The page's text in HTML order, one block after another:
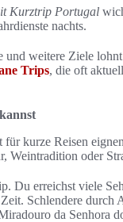
Kurztrip Portugal
nachts.
und weitere Ziele
Trips, die oft
kurze Reisen
Weintradition oder
Du erreichst viele
Schlendere durch
da Senhora